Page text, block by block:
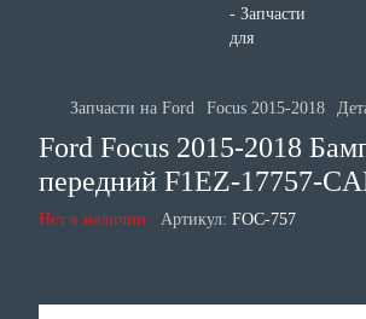
Запчасти на Ford Focus 2015-2018
Ford Focus 2015-2018
передний F1EZ-17757-
Нет в наличии Артикул: FOC-757